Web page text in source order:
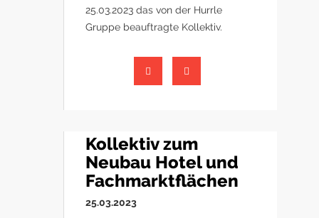
25.03.2023 das von der Hurrle
Gruppe beauftragte Kollektiv.
Kollektiv zum
Neubau Hotel und
Fachmarktflächen
25.03.2023